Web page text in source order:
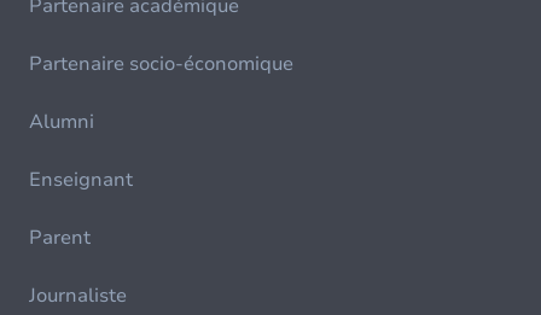
Partenaire académique
Partenaire socio-économique
Alumni
Enseignant
Parent
Journaliste